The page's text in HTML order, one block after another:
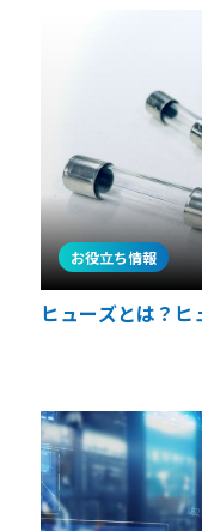
お役立ち情報
ヒューズとは？